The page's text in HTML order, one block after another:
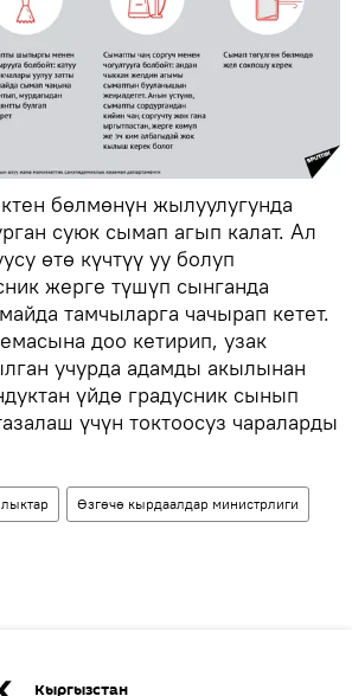
бөлмөнүн жылуулугунда
суюк сымап агып калат. Ал
өтө күчтүү уу болуп
жерге түшүп сынганда
тамчыларга чачырап кетет.
доо кетирип, узак
учурда адамды акылынан
үйдө градусник сынып
үчүн токтоосуз чараларды
Өзгөчө кырдаалдар министрлиги
Кыргызстан